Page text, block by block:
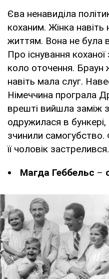
Єва ненавиділа
коханим. Жінка навіть
життям. Вона не була
Про існування
коло оточення. Браун
навіть мала слуг.
Німеччина програла
врешті вийшла заміж
одружилася в
зчинили самогубство.
її чоловік застрелився.
Магда Геббельс –